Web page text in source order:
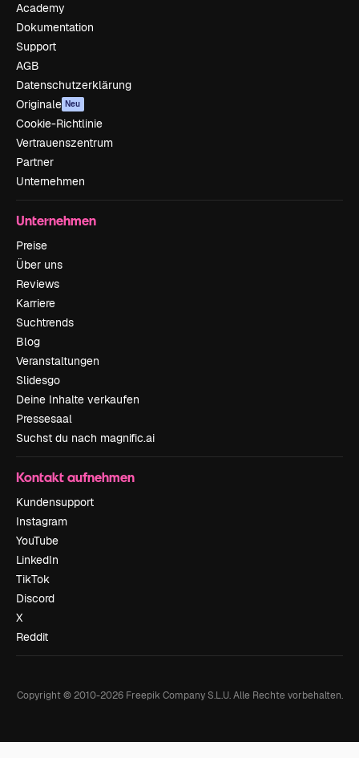
Academy
Dokumentation
Support
AGB
Datenschutzerklärung
Originale Neu
Cookie-Richtlinie
Vertrauenszentrum
Partner
Unternehmen
Unternehmen
Preise
Über uns
Reviews
Karriere
Suchtrends
Blog
Veranstaltungen
Slidesgo
Deine Inhalte verkaufen
Pressesaal
Suchst du nach magnific.ai
Kontakt aufnehmen
Kundensupport
Instagram
YouTube
LinkedIn
TikTok
Discord
X
Reddit
Copyright © 2010-2026Freepik Company S.L.U. Alle Rechte vorbehalten.